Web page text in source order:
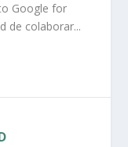
Google for
de colaborar...